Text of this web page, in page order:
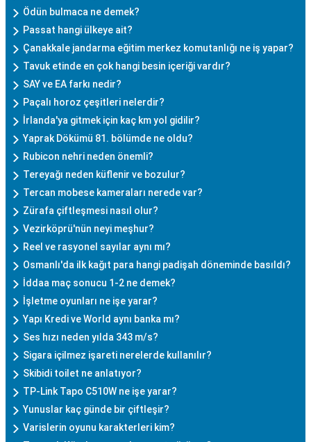
Ödün bulmaca ne demek?
Passat hangi ülkeye ait?
Çanakkale jandarma eğitim merkez komutanlığı ne iş yapar?
Tavuk etinde en çok hangi besin içeriği vardır?
SAY ve EA farkı nedir?
Paçalı horoz çeşitleri nelerdir?
İrlanda'ya gitmek için kaç km yol gidilir?
Yaprak Dökümü 81. bölümde ne oldu?
Rubicon nehri neden önemli?
Tereyağı neden küflenir ve bozulur?
Tercan mobese kameraları nerede var?
Zürafa çiftleşmesi nasıl olur?
Vezirköprü'nün neyi meşhur?
Reel ve rasyonel sayılar aynı mı?
Osmanlı'da ilk kağıt para hangi padişah döneminde basıldı?
İddaa maç sonucu 1-2 ne demek?
İşletme oyunları ne işe yarar?
Yapı Kredi ve World aynı banka mı?
Ses hızı neden yılda 343 m/s?
Sigara içilmez işareti nerelerde kullanılır?
Skibidi toilet ne anlatıyor?
TP-Link Tapo C510W ne işe yarar?
Yunuslar kaç günde bir çiftleşir?
Varislerin oyunu karakterleri kim?